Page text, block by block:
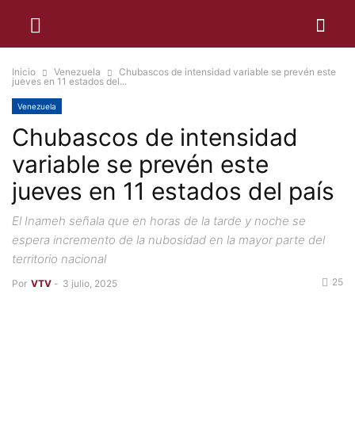
Inicio Venezuela
Chubascos de intensidad variable se prevén este
jueves en 11 estados del...
Venezuela
Chubascos de intensidad
variable se prevén este
jueves en 11 estados del país
El Inameh señala que en horas de la tarde y noche se
espera incremento de la nubosidad en la mayor parte del
territorio nacional
Por VTV - 3 julio, 2025 25